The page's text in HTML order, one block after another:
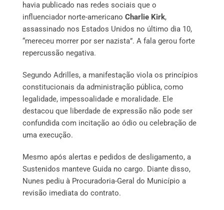
havia publicado nas redes sociais que o
influenciador norte-americano Charlie Kirk,
assassinado nos Estados Unidos no último dia 10,
“mereceu morrer por ser nazista”. A fala gerou forte
repercussão negativa.
Segundo Adrilles, a manifestação viola os princípios
constitucionais da administração pública, como
legalidade, impessoalidade e moralidade. Ele
destacou que liberdade de expressão não pode ser
confundida com incitação ao ódio ou celebração de
uma execução.
Mesmo após alertas e pedidos de desligamento, a
Sustenidos manteve Guida no cargo. Diante disso,
Nunes pediu à Procuradoria-Geral do Município a
revisão imediata do contrato.